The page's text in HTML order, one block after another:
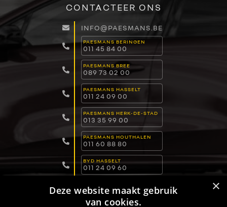
CONTACTEER ONS
INFO@PAESMANS.BE
PAESMANS BERINGEN
011 45 84 00
PAESMANS BREE
089 73 02 00
PAESMANS HASSELT
011 24 09 00
PAESMANS HERK-DE-STAD
013 35 99 00
PAESMANS HOUTHALEN
011 60 88 80
BYD HASSELT
011 24 09 60
011 15 04 00 ×
Deze website maakt gebruik
van cookies.